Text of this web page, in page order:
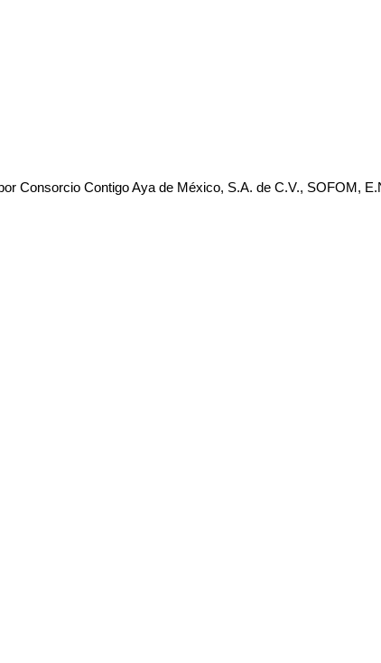
Consorcio Contigo Aya de México, S.A. de C.V., SOFOM,